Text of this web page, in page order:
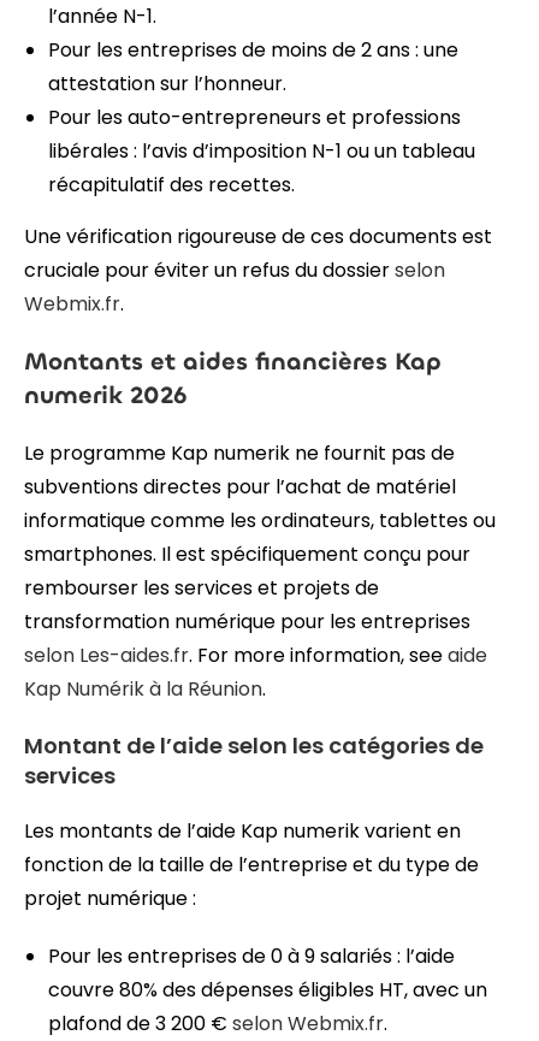
l’année N-1.
Pour les entreprises de moins de 2 ans : une
attestation sur l’honneur.
Pour les auto-entrepreneurs et professions
libérales : l’avis d’imposition N-1 ou un tableau
récapitulatif des recettes.
Une vérification rigoureuse de ces documents est
cruciale pour éviter un refus du dossierselon
Webmix.fr.
Montants et aides financières Kap
numerik 2026
Le programme Kap numerik ne fournit pas de
subventions directes pour l’achat de matériel
informatique comme les ordinateurs, tablettes ou
smartphones. Il est spécifiquement conçu pour
rembourser les services et projets de
transformation numérique pour les entreprises
selon Les-aides.fr. For more information, seeaide
Kap Numérik à la Réunion.
Montant de l’aide selon les catégories de
services
Les montants de l’aide Kap numerik varient en
fonction de la taille de l’entreprise et du type de
projet numérique :
Pour les entreprises de 0 à 9 salariés : l’aide
couvre 80% des dépenses éligibles HT, avec un
plafond de 3 200 € selon Webmix.fr.